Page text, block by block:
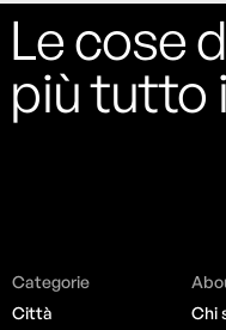
Le cose
più tutto
Categorie
Città
Chi